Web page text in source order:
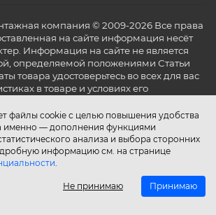
файлы cookie с целью повышения удобства
именно — дополнения функциями
анализа и выбора сторонних
информацию см. на странице
.
Не принимаю Принимаю
компания © 2009-2026 Все права
на сайте информация несёт
Информация на сайте не является
определяемой положениями Статьи
товара удостоверьтесь во всех для вас
в товаре и условиях его